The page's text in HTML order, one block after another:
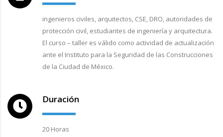
ingenieros civiles, arquitectos, CSE, DRO, autoridades de
protección civil, estudiantes de ingeniería y arquitectura.
El curso – taller es válido como actividad de actualización
ante el Instituto para la Seguridad de las Construcciones
de la Ciudad de México.
Duración
20 Horas